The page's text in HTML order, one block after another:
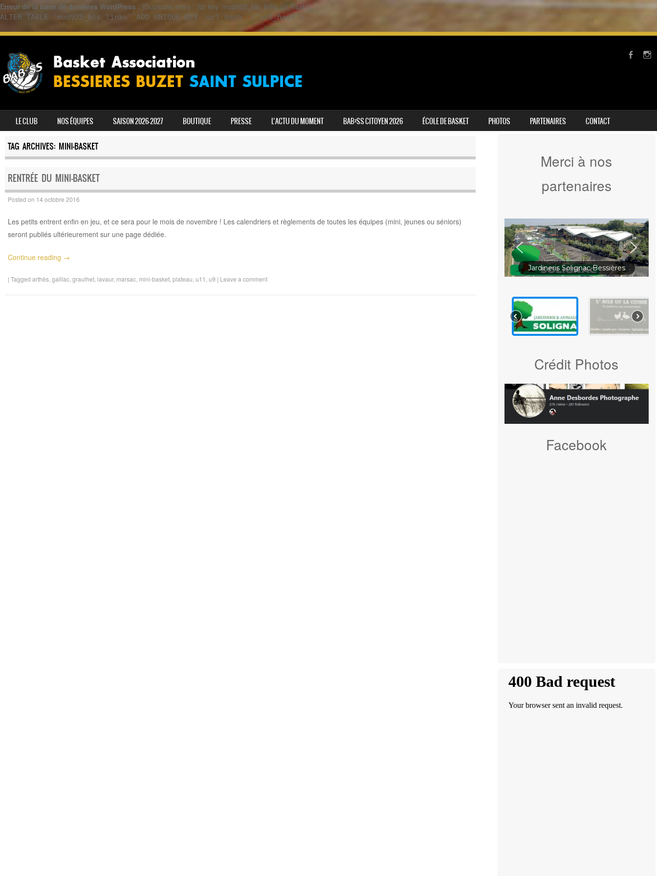
Erreur de la base de données WordPress : [Duplicate entry '' for key 'mod925_blc_links.url_hash']
ALTER TABLE `mod925_blc_links` ADD UNIQUE KEY `url_hash` (`url_hash`)
MENU
SKIP TO CONTENT
LE CLUB NOS ÉQUIPES SAISON 2026-2027 BOUTIQUE PRESSE L’ACTU DU MOMENT BAB²SS CITOYEN 2026 ÉCOLE DE BASKET PHOTOS PARTENAIRES CONTACT
TAG ARCHIVES: MINI-BASKET
RENTRÉE DU MINI-BASKET
Posted on 14 octobre 2016
Les petits entrent enfin en jeu, et ce sera pour le mois de novembre ! Les calendriers et règlements de toutes les équipes (mini, jeunes ou séniors)
seront publiés ultérieurement sur une page dédiée.
Continue reading →
| Tagged arthès, gaillac, graulhet, lavaur, marsac, mini-basket, plateau u11 u9 | Leave a comment
Merci à nos
partenaires
Jardineris Solignac Bessières
Crédit Photos
Facebook